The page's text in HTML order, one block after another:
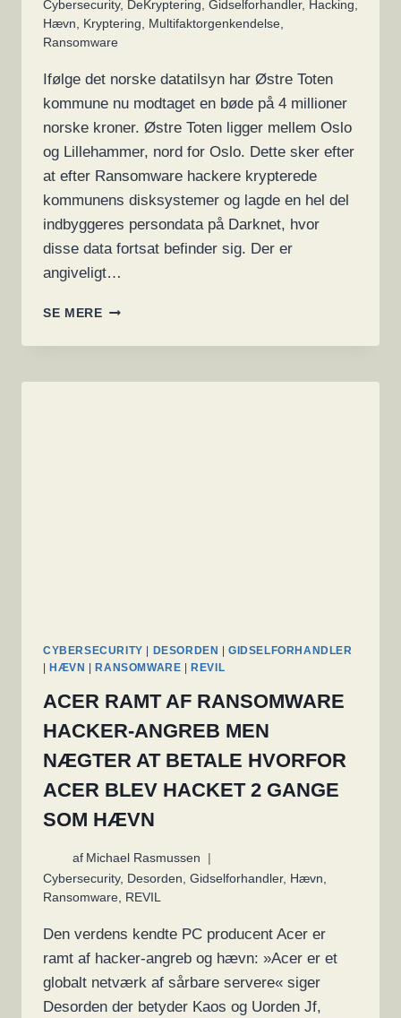
Cybersecurity, DeKryptering Gidselforhandler, Hacking
Hævn
Kryptering Multifaktorgenkendelse
Ransomware
Ifølge det norske datatilsyn har Østre Toten
kommune nu modtaget en bøde på 4 millioner
norske kroner. Østre Toten ligger mellem Oslo
og Lillehammer, nord for Oslo. Dette sker efter
at efter Ransomware hackere krypterede
kommunens disksystemer og lagde en hel del
indbyggeres persondata på Darknet, hvor
disse data fortsat befinder sig. Der er
angiveligt…
SE MEREMILLIONBØDE
KOMMUNE
ET
CYBERSECURITY | DESORDEN |GIDSELFORHANDLER
|HÆVN |RANSOMWARE |REVIL
ACER RAMT AF RANSOMWARE
HACKER-ANGREB MEN
NÆGTER AT BETALE HVORFOR
ACER BLEV HACKET 2 GANGE
SOM HÆVN
af Michael Rasmussen
Cybersecurity, Desorden Gidselforhandler, Hævn
Ransomware
REVIL
Den verdens kendte PC producent Acer er
ramt af hacker-angreb og hævn: »Acer er et
globalt netværk af sårbare servere« siger
Desorden der betyder Kaos og Uorden Jf,